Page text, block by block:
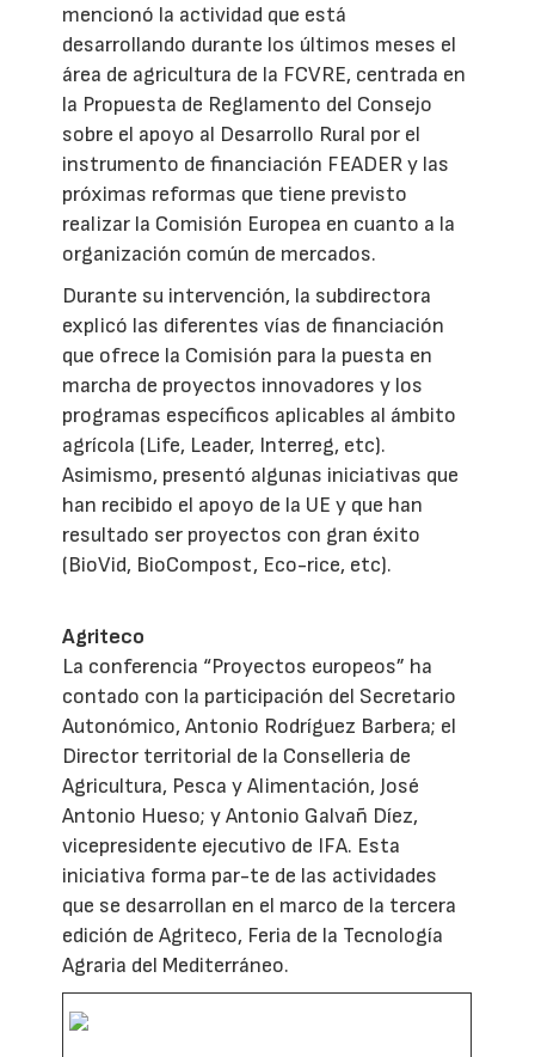
mencionó la actividad que está
desarrollando durante los últimos meses el
área de agricultura de la FCVRE, centrada en
la Propuesta de Reglamento del Consejo
sobre el apoyo al Desarrollo Rural por el
instrumento de financiación FEADER y las
próximas reformas que tiene previsto
realizar la Comisión Europea en cuanto a la
organización común de mercados.
Durante su intervención, la subdirectora
explicó las diferentes vías de financiación
que ofrece la Comisión para la puesta en
marcha de proyectos innovadores y los
programas específicos aplicables al ámbito
agrícola (Life, Leader, Interreg, etc).
Asimismo, presentó algunas iniciativas que
han recibido el apoyo de la UE y que han
resultado ser proyectos con gran éxito
(BioVid, BioCompost, Eco-rice, etc).
Agriteco
La conferencia “Proyectos europeos” ha
contado con la participación del Secretario
Autonómico, Antonio Rodríguez Barbera; el
Director territorial de la Conselleria de
Agricultura, Pesca y Alimentación, José
Antonio Hueso; y Antonio Galvañ Díez,
vicepresidente ejecutivo de IFA. Esta
iniciativa forma par-te de las actividades
que se desarrollan en el marco de la tercera
edición de Agriteco, Feria de la Tecnología
Agraria del Mediterráneo.